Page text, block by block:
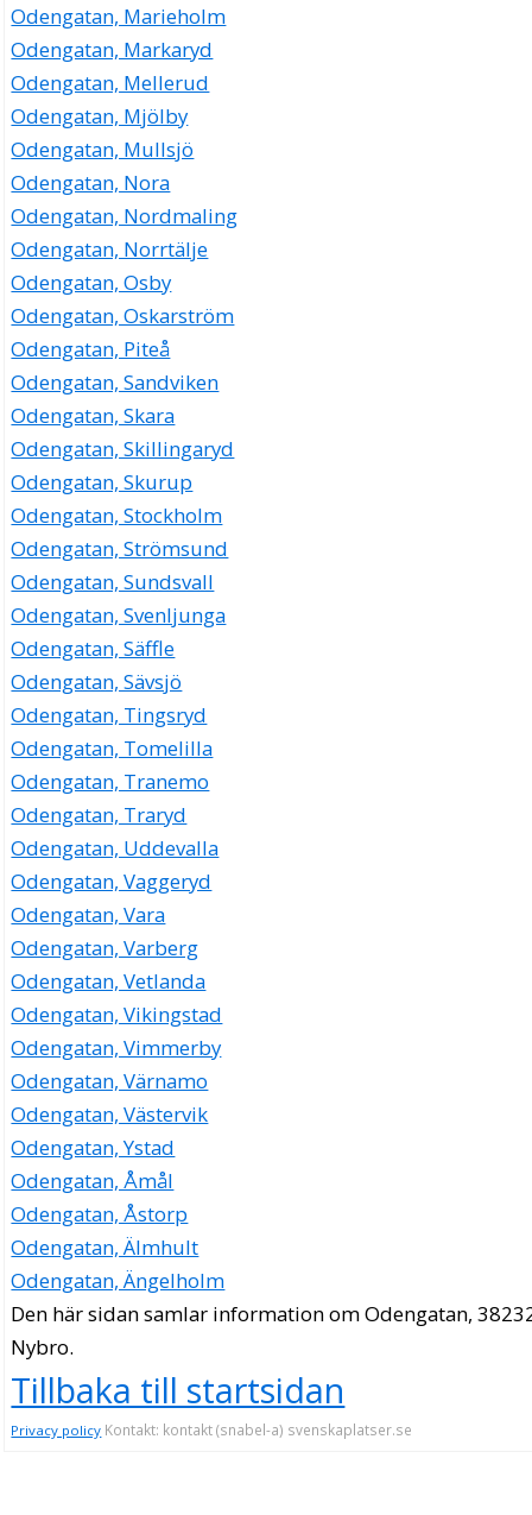
Odengatan, Marieholm
Odengatan, Markaryd
Odengatan, Mellerud
Odengatan, Mjölby
Odengatan, Mullsjö
Odengatan, Nora
Odengatan, Nordmaling
Odengatan, Norrtälje
Odengatan, Osby
Odengatan, Oskarström
Odengatan, Piteå
Odengatan, Sandviken
Odengatan, Skara
Odengatan, Skillingaryd
Odengatan, Skurup
Odengatan, Stockholm
Odengatan, Strömsund
Odengatan, Sundsvall
Odengatan, Svenljunga
Odengatan, Säffle
Odengatan, Sävsjö
Odengatan, Tingsryd
Odengatan, Tomelilla
Odengatan, Tranemo
Odengatan, Traryd
Odengatan, Uddevalla
Odengatan, Vaggeryd
Odengatan, Vara
Odengatan, Varberg
Odengatan, Vetlanda
Odengatan, Vikingstad
Odengatan, Vimmerby
Odengatan, Värnamo
Odengatan, Västervik
Odengatan, Ystad
Odengatan, Åmål
Odengatan, Åstorp
Odengatan, Älmhult
Odengatan, Ängelholm
Den här sidan samlar information om Odengatan,
Nybro.
Tillbaka till startsidan
Privacy policy Kontakt: kontakt (snabel-a) svenskaplatser.se